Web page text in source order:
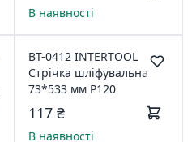
В наявності
ВТ-0412 INTERTOOL
Стрічка шліфувальна
73*533 мм Р120
117 ₴
В наявності